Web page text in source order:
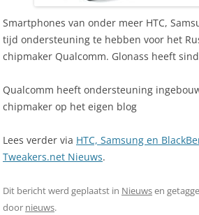
Smartphones van onder meer HTC,
tijd ondersteuning te hebben voor het
chipmaker Qualcomm. Glonass heeft
Qualcomm heeft ondersteuning
chipmaker op het eigen blog
Lees verder via HTC, Samsung en
Tweakers.net Nieuws.
Dit bericht werd geplaatst in Nieuwsen
door nieuws.